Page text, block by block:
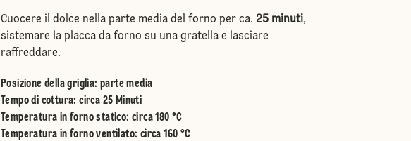
Cuocere il dolce nella parte media del forno per ca. 25 minuti,
sistemare la placca da forno su una gratella e lasciare
raffreddare.
Posizione della griglia:parte media
Tempo di cottura: circa 25 Minuti
Temperatura in forno statico: circa 180 °C
Temperatura in forno ventilato: circa 160 °C